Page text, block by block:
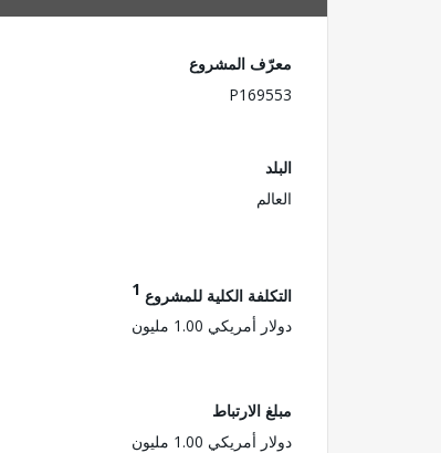
معرّف المشروع
P169553
البلد
العالم
التكلفة الكلية للمشروع 1
دولار أمريكي 1.00 مليون
مبلغ الارتباط
دولار أمريكي 1.00 مليون